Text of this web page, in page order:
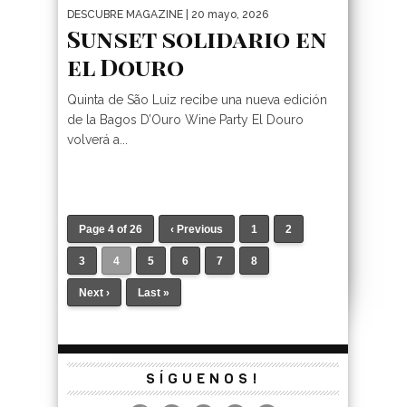
DESCUBRE MAGAZINE | 20 mayo, 2026
Sunset solidario en
el Douro
Quinta de São Luiz recibe una nueva edición
de la Bagos D’Ouro Wine Party El Douro
volverá a...
Page 4 of 26 ‹ Previous 1 2
3 4 5 6 7 8
Next › Last »
SÍGUENOS!